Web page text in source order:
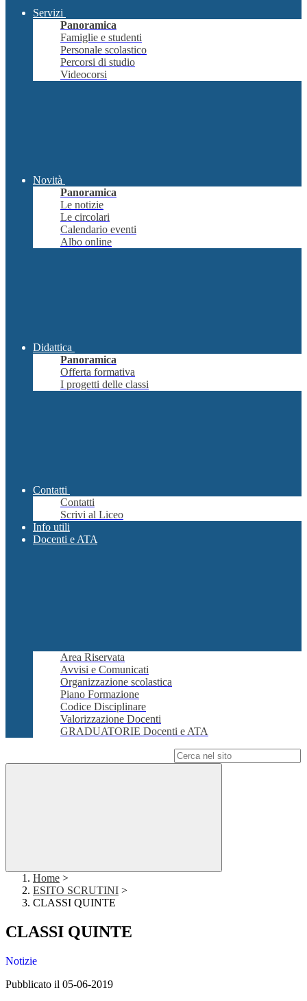
Servizi
Panoramica
Famiglie e studenti
Personale scolastico
Percorsi di studio
Videocorsi
Novità
Panoramica
Le notizie
Le circolari
Calendario eventi
Albo online
Didattica
Panoramica
Offerta formativa
I progetti delle classi
Contatti
Contatti
Scrivi al Liceo
Info utili
Docenti e ATA
Area Riservata
Avvisi e Comunicati
Organizzazione scolastica
Piano Formazione
Codice Disciplinare
Valorizzazione Docenti
GRADUATORIE Docenti e ATA
Home >
ESITO SCRUTINI >
CLASSI QUINTE
CLASSI QUINTE
Notizie
Pubblicato il 05-06-2019